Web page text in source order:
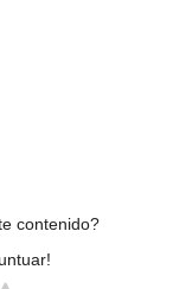
contenido?